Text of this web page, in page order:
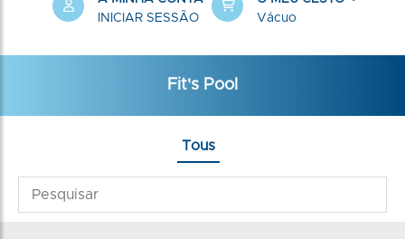
INICIAR SESSÃO
Vácuo
Fit's Pool
Tous